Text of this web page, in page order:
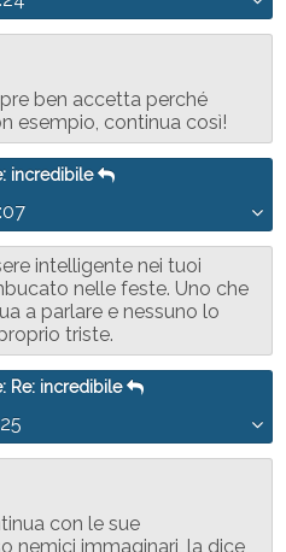
ben accetta perché
esempio, continua così!
incredibile
intelligente nei tuoi
nelle feste. Uno che
a parlare e nessuno lo
triste.
Re: incredibile
con le sue
nemici immaginari, la dice